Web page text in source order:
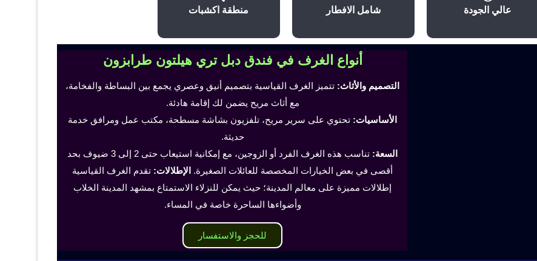
عالي الجودة شامل الافطار منطقة اكشبات
أنواع الغرف في فندق دبل تري هيلتون طرابزون
التصميم والأثاث: تتميز الغرف القياسية بتصميم أنيق وعصري يجمع بين البساطة والفخامة،
مع أثاث مريح يضمن لك إقامة هادئة.
الأساسيات: تحتوي على سرير مريح، تلفزيون بشاشة مسطحة، مكتب عمل ومرافق خدمة
حديثة.
السعة:
تناسب هذه الغرف الفرد أو الزوجين، مع إمكانية استيعاب حتى 2 إلى 3 ضيوف بحد
أقصى في بعض الخيارات المخصصة للعائلات الصغيرة. الإطلالات: تقدم الغرف القياسية
إطلالات مميزة على معالم المدينة؛ حيث يمكن للنزلاء الاستمتاع بمشهد المدينة الخلاب
وأضواءها الساحرة خاصة في المساء.
للحجز والاستفسار